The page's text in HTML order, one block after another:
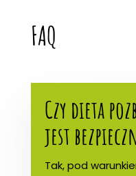
FAQ
Czy dieta
jest
Tak, pod